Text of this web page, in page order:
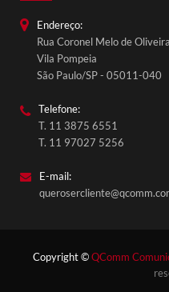
Fale
Endereço:
Rua Coronel Melo de
Vila Pompeia
São Paulo/SP - 05011-040
Telefone:
T. 11 3875 6551
T. 11 97027 5256
E-mail:
Copyright © QComm